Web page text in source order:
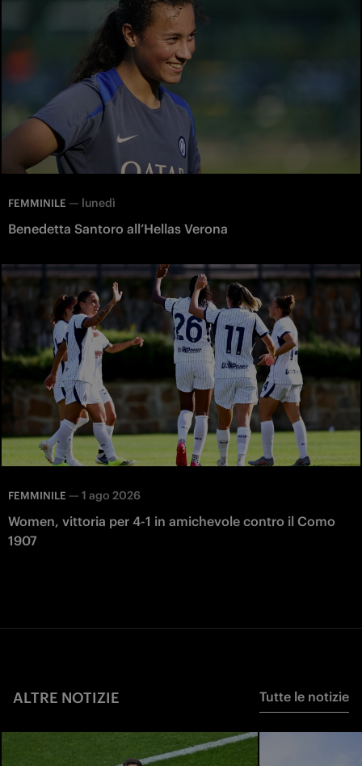
FEMMINILE — lunedì
Benedetta Santoro all’Hellas Verona
FEMMINILE — 1 ago 2026
Women, vittoria per 4-1 in amichevole contro il Como
1907
ALTRE NOTIZIE Tutte le notizie